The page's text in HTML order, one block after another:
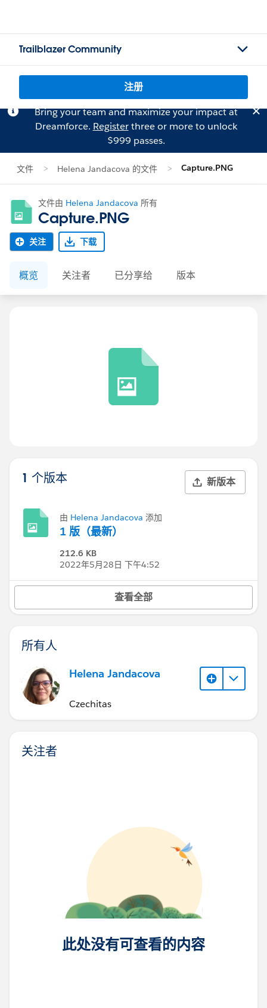
Trailblazer Community
注册
Bring your team and maximize your impact at
Dreamforce. Registerthree or more to unlock
$999 passes.
文件 Helena Jandacova 的文件 Capture.PNG
文件由 Helena Jandacova 所有
Capture.PNG
关注 下载
概览 关注者 已分享给 版本
1 个版本 新版本
由 Helena Jandacova 添加
1 版（最新）
212.6 KB
2022年5月28日 下午4:52
查看全部
所有人
Helena Jandacova
Czechitas
关注者
此处没有可查看的内容